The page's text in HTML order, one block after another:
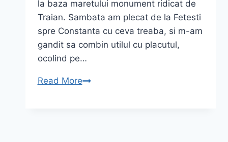
la baza maretului monument ridicat de
Traian. Sambata am plecat de la Fetesti
spre Constanta cu ceva treaba, si m-am
gandit sa combin utilul cu placutul,
ocolind pe…
Read MoreAdamclisi